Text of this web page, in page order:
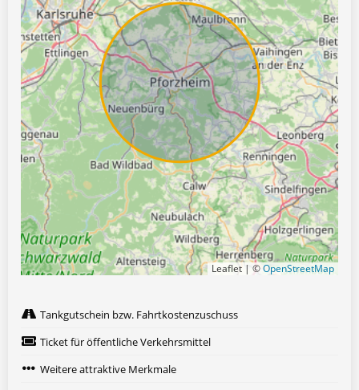
Leaflet | ©OpenStreetMap
Tankgutschein bzw. Fahrtkostenzuschuss
Ticket für öffentliche Verkehrsmittel
Weitere attraktive Merkmale